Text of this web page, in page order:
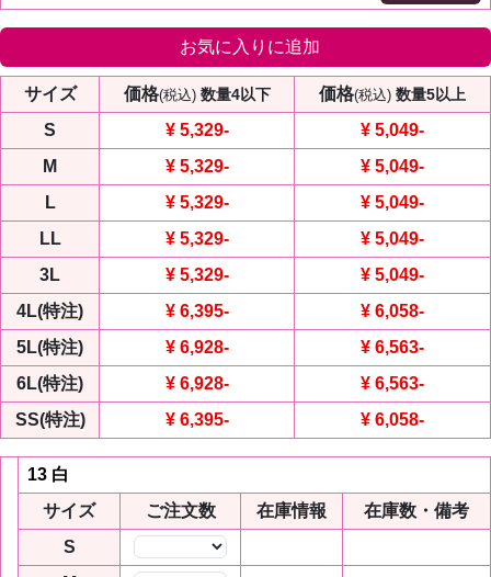
お気に入りに追加
サイズ 価格(税込) 数量4以下 価格(税込) 数量5以上
S ¥ 5,329- ¥ 5,049-
M
¥ 5,329- ¥ 5,049-
L
¥ 5,329- ¥ 5,049-
LL
¥ 5,329- ¥ 5,049-
3L
¥ 5,329- ¥ 5,049-
4L(特注)
¥ 6,395- ¥ 6,058-
5L(特注)
¥ 6,928- ¥ 6,563-
6L(特注)
¥ 6,928- ¥ 6,563-
SS(特注)
¥ 6,395- ¥ 6,058-
13 白
サイズ
ご注文数 在庫情報
在庫数・備考
S